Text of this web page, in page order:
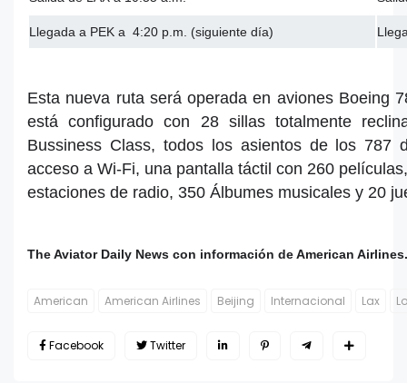
Llegada a PEK a 4:20 p.m. (siguiente día)
Esta nueva ruta será operada en aviones Boeing
está configurado con 28 sillas totalmente
Bussiness Class, todos los asientos de los 787
acceso a Wi-Fi, una pantalla táctil con 260
estaciones de radio, 350 Álbumes musicales y 20
The Aviator Daily News con información de American Airlines.
American American Airlines Beijing Internacional Lax
Facebook Twitter